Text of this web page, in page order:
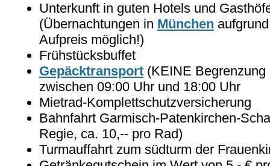
Unterkunft in guten Hotels und
(Übernachtungen in München
Aufpreis möglich!)
Frühstücksbuffet
Gepäcktransport (KEINE
zwischen 09:00 Uhr und 18:00 Uhr
Mietrad-Komplettschutzversicherung
Bahnfahrt Garmisch-Patenkirchen-
Regie, ca. 10,-- pro Rad)
Turmauffahrt zum südturm der